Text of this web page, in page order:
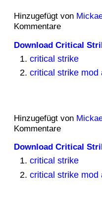
Hinzugefügt von
Kommentare
Download Critical
critical strike
critical strike mod
Hinzugefügt von
Kommentare
Download Critical
critical strike
critical strike mod